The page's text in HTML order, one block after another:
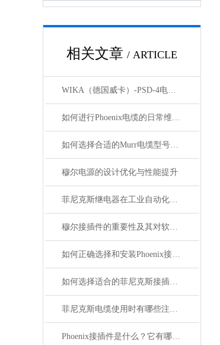
相关文章 / ARTICLE
WIKA（德国威卡）-PSD-4电子压力开关
如何进行Phoenix电缆的日常维护和保养？
如何选择合适的Murr电缆型号和规格？
穆尔电源的设计优化与性能提升
菲尼克斯继电器在工业自动化中的作用
穆尔接插件的重要性及其对软件开发的影响
如何正确选择和安装Phoenix接插件以确保其性能？
如何选择适合的菲尼克斯接插件？
菲尼克斯电缆使用时有哪些注意事项？
Phoenix接插件是什么？它有哪些分类？